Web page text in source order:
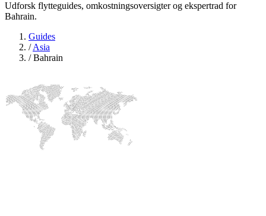
Udforsk flytteguides, omkostningsoversigter og ekspertrad for
Bahrain.
Guides
/Asia
/Bahrain